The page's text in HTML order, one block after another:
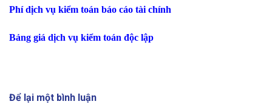
Phí dịch vụ kiểm toán báo cáo tài chính
Bảng giá dịch vụ kiểm toán độc lập
Để lại một bình luận